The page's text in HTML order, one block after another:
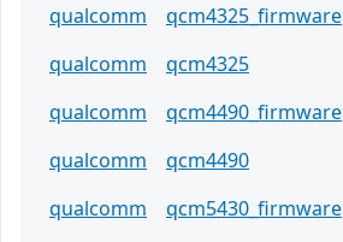
qualcomm
qcm4325_firmware
qualcomm
qcm4325
qualcomm
qcm4490_firmware
qualcomm
qcm4490
qualcomm
qcm5430_firmware